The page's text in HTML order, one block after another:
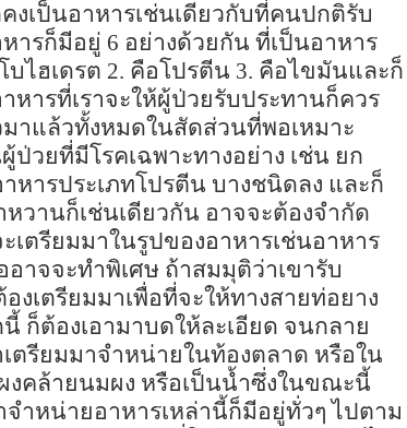
งเป็นอาหารเช่นเดียวกับที่คนปกติรับ
ารก็มีอยู่ 6 อย่างด้วยกัน ที่เป็นอาหาร
บไฮเดรต 2. คือโปรตีน 3. คือไขมันและก็
หารที่เราจะให้ผู้ป่วยรับประทานก็ควร
มาแล้วทั้งหมดในสัดส่วนที่พอเหมาะ
วยที่มีโรคเฉพาะทางอย่าง เช่น ยก
หารประเภทโปรตีน บางชนิดลง และก็
หวานก็เช่นเดียวกัน อาจจะต้องจำกัด
ตรียมมาในรูปของอาหารเช่นอาหาร
าจจะทำพิเศษ ถ้าสมมุติว่าเขารับ
เตรียมมาเพื่อที่จะให้ทางสายท่อยาง
ก็ต้องเอามาบดให้ละเอียด จนกลาย
ตรียมมาจำหน่ายในท้องตลาด หรือใน
งคล้ายนมผง หรือเป็นน้ำซึ่งในขณะนี้
จำหน่ายอาหารเหล่านี้ก็มีอยู่ทั่วๆ ไปตาม